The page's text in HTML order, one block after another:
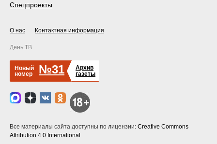
Спецпроекты
О нас Контактная информация
День ТВ
Новый
номер
№31
Архив
газеты
Все материалы сайта доступны по лицензии: Creative Commons
Attribution 4.0 International